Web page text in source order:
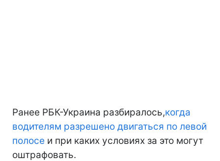
Ранее РБК-Украина разбиралось,когда
водителям разрешено двигаться по левой
полосе и при каких условиях за это могут
оштрафовать.